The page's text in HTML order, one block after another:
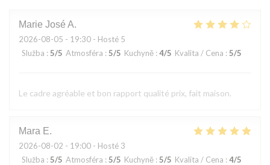
Marie José A
2026-08-05 - 19:30 - Hosté 5
Služba : 5/5 Atmosféra : 5/5 Kuchyně : 4/5 Kvalita / Cena : 5/5
Le cadre agréable et bon rapport qualité prix, fait maison.
Mara E
2026-08-02 - 19:00 - Hosté 3
Služba : 5/5 Atmosféra : 5/5 Kuchyně : 5/5 Kvalita / Cena : 4/5